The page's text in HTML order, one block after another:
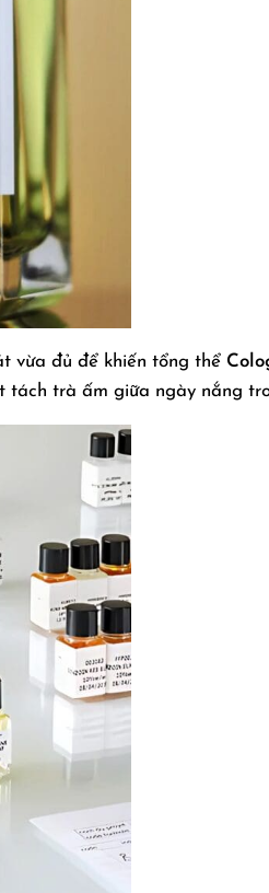
vừa đủ để khiến tổng thể
tách trà ấm giữa ngày nắng